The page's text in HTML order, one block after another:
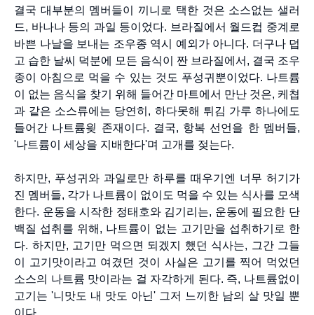
결국 대부분의 멤버들이 끼니로 택한 것은 소스없는 샐러
드, 바나나 등의 과일 등이었다. 브라질에서 월드컵 중계로
바쁜 나날을 보내는 조우종 역시 예외가 아니다. 더구나 덥
고 습한 날씨 덕분에 모든 음식이 짠 브라질에서, 결국 조우
종이 아침으로 먹을 수 있는 것도 푸성귀뿐이었다. 나트륨
이 없는 음식을 찾기 위해 들어간 마트에서 만난 것은, 케쳡
과 같은 소스류에는 당연히, 하다못해 튀김 가루 하나에도
들어간 나트륨읮 존재이다. 결국, 항복 선언을 한 멤버들,
'나트륨이 세상을 지배한다'며 고개를 젖는다.
하지만, 푸성귀와 과일로만 하루를 때우기엔 너무 허기가
진 멤버들, 각가 나트륨이 없이도 먹을 수 있는 식사를 모색
한다. 운동을 시작한 정태호와 김기리는, 운동에 필요한 단
백질 섭취를 위해, 나트륨이 없는 고기만을 섭취하기로 한
다. 하지만, 고기만 먹으면 되겠지 했던 식사는, 그간 그들
이 고기맛이라고 여겼던 것이 사실은 고기를 찍어 먹었던
소스의 나트륨 맛이라는 걸 자각하게 된다. 즉, 나트륨없이
고기는 '니맛도 내 맛도 아닌' 그저 느끼한 남의 살 맛일 뿐
이다.